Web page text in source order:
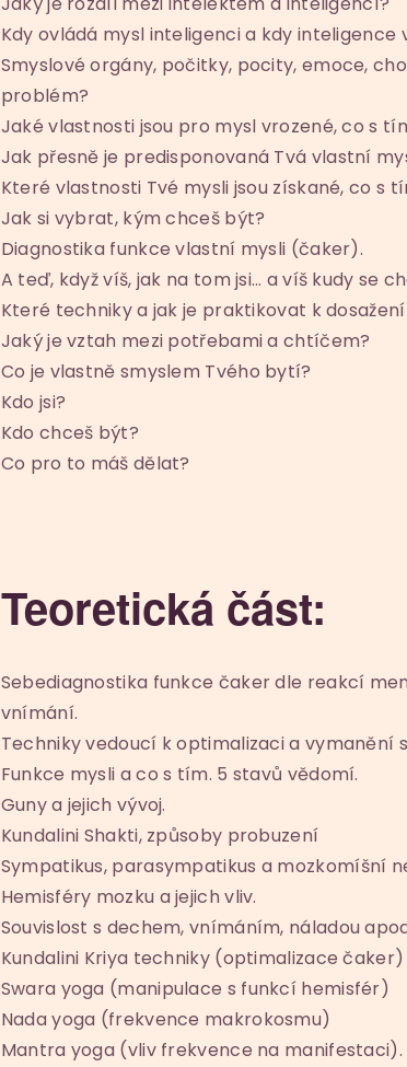
Kdy ovládá mysl inteligenci a kdy inteligence
Smyslové orgány, počitky, pocity, emoce,
problém?
Jaké vlastnosti jsou pro mysl vrozené, co s
Jak přesně je predisponovaná Tvá vlastní
Které vlastnosti Tvé mysli jsou získané, co s
Jak si vybrat, kým chceš být?
Diagnostika funkce vlastní mysli (čaker).
A teď, když víš, jak na tom jsi… a víš kudy se
Které techniky a jak je praktikovat k
Jaký je vztah mezi potřebami a chtíčem?
Co je vlastně smyslem Tvého bytí?
Kdo jsi?
Kdo chceš být?
Co pro to máš dělat?
Teoretická část:
Sebediagnostika funkce čaker dle reakcí
vnímání.
Techniky vedoucí k optimalizaci a vymanění
Funkce mysli a co s tím. 5 stavů vědomí.
Guny a jejich vývoj.
Kundalini Shakti, způsoby probuzení
Sympatikus, parasympatikus a mozkomíšní
Hemisféry mozku a jejich vliv.
Souvislost s dechem, vnímáním, náladou
Kundalini Kriya techniky (optimalizace čaker)
Swara yoga (manipulace s funkcí hemisfér)
Nada yoga (frekvence makrokosmu)
Mantra yoga (vliv frekvence na manifestaci).